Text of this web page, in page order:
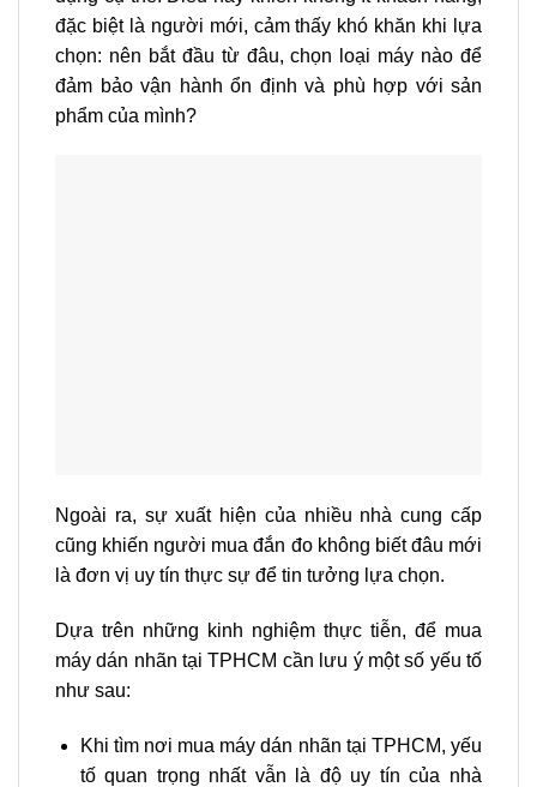
đặc biệt là người mới, cảm thấy khó khăn khi lựa
chọn: nên bắt đầu từ đâu, chọn loại máy nào để
đảm bảo vận hành ổn định và phù hợp với sản
phẩm của mình?
Ngoài ra, sự xuất hiện của nhiều nhà cung cấp
cũng khiến người mua đắn đo không biết đâu mới
là đơn vị uy tín thực sự để tin tưởng lựa chọn.
Dựa trên những kinh nghiệm thực tiễn, để mua
máy dán nhãn tại TPHCM cần lưu ý một số yếu tố
như sau:
Khi tìm nơi mua máy dán nhãn tại TPHCM, yếu
tố quan trọng nhất vẫn là độ uy tín của nhà